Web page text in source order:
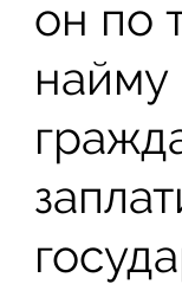
он по
найму